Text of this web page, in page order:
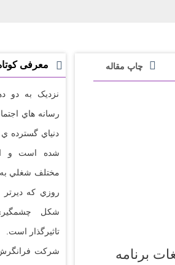
چاپ مقاله
برنامه
معرفی
نزديک به دو
رسانه هاي
دنياي گسترده
شده است و
مختلف شغلي
روزي که ديرتر
شکل
تاثيرگذار است.
شرکت